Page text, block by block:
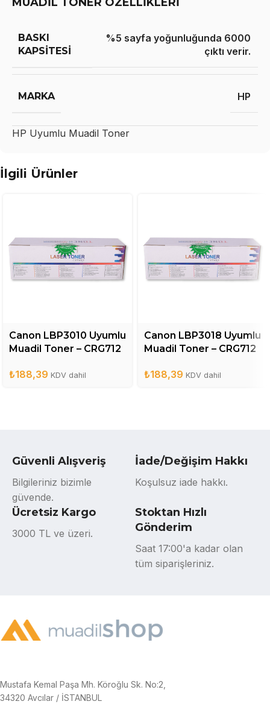
BASKI
KAPSITESI
%5 sayfa yoğunluğunda 6000
çıktı verir.
MARKA HP
HP Uyumlu Muadil Toner
İlgili Ürünler
Canon LBP3010 Uyumlu
Muadil Toner – CRG712
₺188,39 KDV dahil
Canon LBP3018 Uyumlu
Muadil Toner – CRG712
₺188,39 KDV dahil
Güvenli Alışveriş
Bilgileriniz bizimle
güvende.
İade/Değişim Hakkı
Koşulsuz iade hakkı.
Ücretsiz Kargo
3000 TL ve üzeri.
Stoktan Hızlı
Gönderim
Saat 17:00'a kadar olan
tüm siparişleriniz.
Mustafa Kemal Paşa Mh. Köroğlu Sk. No:2,
34320 Avcılar / İSTANBUL